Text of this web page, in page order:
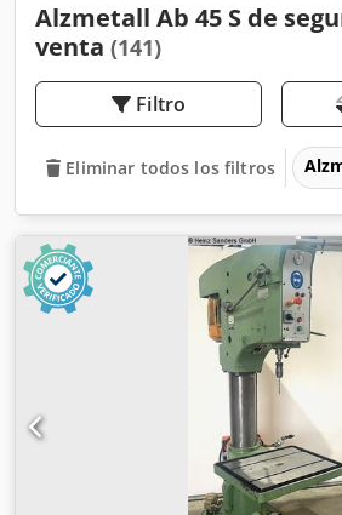
Alzmetall Ab 45 S de
venta (141)
Filtro
Eliminar todos los filtros